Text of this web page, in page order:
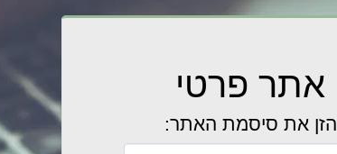
אתר פרטי
הזן את סיסמת האתר: